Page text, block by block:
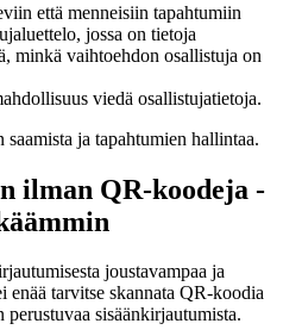
että menneisiin tapahtumiin
jossa on tietoja
minkä vaihtoehdon osallistuja on
viedä osallistujatietoja.
ja tapahtumien hallintaa.
ilman QR-koodeja -
joustavampaa ja
enää tarvitse skannata QR-koodia
sisäänkirjautumista.